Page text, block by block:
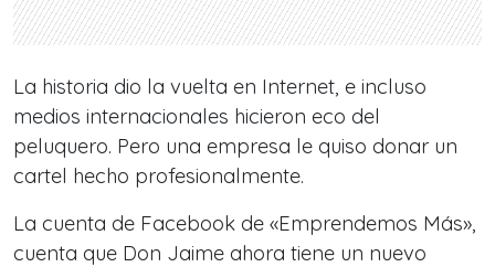
La historia dio la vuelta en Internet, e incluso
medios internacionales hicieron eco del
peluquero. Pero una empresa le quiso donar un
cartel hecho profesionalmente.
La cuenta de Facebook de «Emprendemos Más»,
cuenta que Don Jaime ahora tiene un nuevo